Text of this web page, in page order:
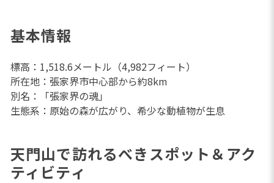
基本情報
標高：1,518.6メートル（4,982フィート）
所在地：張家界市中心部から約8km
別名：「張家界の魂」
生態系：原始の森が広がり、希少な動植物が生息
天門山で訪れるべきスポット＆アク
ティビティ